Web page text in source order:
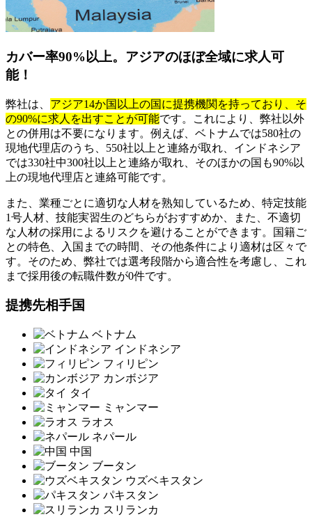
カバー率90%以上。アジアのほぼ全域に求人可
能！
弊社は、 アジア14か国以上の国に提携機関を持っており、そ
の90%に求人を出すことが可能です。これにより、弊社以外
との併用は不要になります。例えば、ベトナムでは580社の
現地代理店のうち、550社以上と連絡が取れ、インドネシア
では330社中300社以上と連絡が取れ、そのほかの国も90%以
上の現地代理店と連絡可能です。
また、業種ごとに適切な人材を熟知しているため、特定技能
1号人材、技能実習生のどちらがおすすめか、また、不適切
な人材の採用によるリスクを避けることができます。国籍ご
との特色、入国までの時間、その他条件により適材は区々で
す。そのため、弊社では選考段階から適合性を考慮し、これ
まで採用後の転職件数が0件です。
提携先相手国
ベトナム
インドネシア
フィリピン
カンボジア
タイ
ミャンマー
ラオス
ネパール
中国
ブータン
ウズベキスタン
パキスタン
スリランカ